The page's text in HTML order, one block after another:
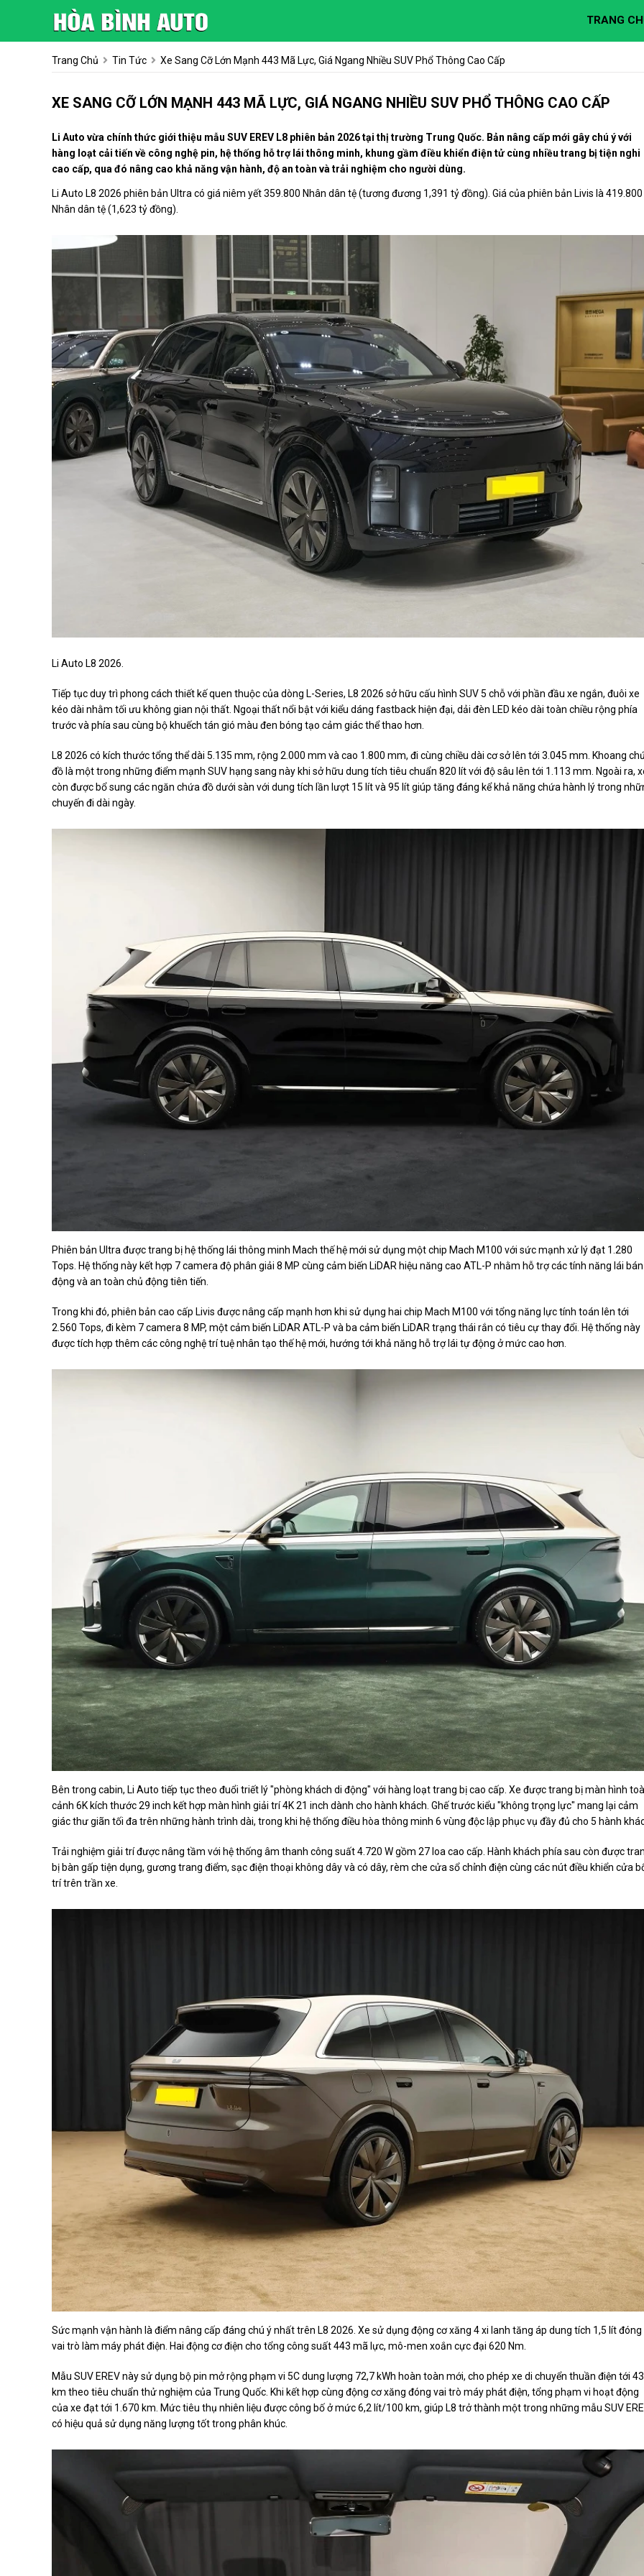
TRANG
Trang Chủ Tin Tức Xe Sang Cỡ Lớn Mạnh 443 Mã Lực, Giá Ngang Nhiều SUV Phổ Thông Cao Cấp
XE SANG CỠ LỚN MẠNH 443 MÃ LỰC, GIÁ NGANG NHIỀU SUV PHỔ THÔNG CAO CẤP
Li Auto vừa chính thức giới thiệu mẫu SUV EREV L8 phiên bản 2026 tại thị trường Trung Quốc. Bản nâng cấp mới gây chú ý với
hàng loạt cải tiến về công nghệ pin, hệ thống hỗ trợ lái thông minh, khung gầm điều khiển điện tử cùng nhiều trang bị tiện nghi
cao cấp, qua đó nâng cao khả năng vận hành, độ an toàn và trải nghiệm cho người dùng.
Li Auto L8 2026 phiên bản Ultra có giá niêm yết 359.800 Nhân dân tệ (tương đương 1,391 tỷ đồng). Giá của phiên bản Livis là 419.800
Nhân dân tệ (1,623 tỷ đồng).
Li Auto L8 2026.
Tiếp tục duy trì phong cách thiết kế quen thuộc của dòng L-Series, L8 2026 sở hữu cấu hình SUV 5 chỗ với phần đầu xe ngắn, đuôi xe
kéo dài nhằm tối ưu không gian nội thất. Ngoại thất nổi bật với kiểu dáng fastback hiện đại, dải đèn LED kéo dài toàn chiều rộng phía
trước và phía sau cùng bộ khuếch tán gió màu đen bóng tạo cảm giác thể thao hơn.
L8 2026 có kích thước tổng thể dài 5.135 mm, rộng 2.000 mm và cao 1.800 mm, đi cùng chiều dài cơ sở lên tới 3.045 mm. Khoang
đồ là một trong những điểm mạnh SUV hạng sang này khi sở hữu dung tích tiêu chuẩn 820 lít với độ sâu lên tới 1.113 mm. Ngoài ra,
còn được bổ sung các ngăn chứa đồ dưới sàn với dung tích lần lượt 15 lít và 95 lít giúp tăng đáng kể khả năng chứa hành lý trong
chuyến đi dài ngày.
Phiên bản Ultra được trang bị hệ thống lái thông minh Mach thế hệ mới sử dụng một chip Mach M100 với sức mạnh xử lý đạt 1.280
Tops. Hệ thống này kết hợp 7 camera độ phân giải 8 MP cùng cảm biến LiDAR hiệu năng cao ATL-P nhằm hỗ trợ các tính năng lái
động và an toàn chủ động tiên tiến.
Trong khi đó, phiên bản cao cấp Livis được nâng cấp mạnh hơn khi sử dụng hai chip Mach M100 với tổng năng lực tính toán lên tới
2.560 Tops, đi kèm 7 camera 8 MP, một cảm biến LiDAR ATL-P và ba cảm biến LiDAR trạng thái rắn có tiêu cự thay đổi. Hệ thống này
được tích hợp thêm các công nghệ trí tuệ nhân tạo thế hệ mới, hướng tới khả năng hỗ trợ lái tự động ở mức cao hơn.
Bên trong cabin, Li Auto tiếp tục theo đuổi triết lý "phòng khách di động" với hàng loạt trang bị cao cấp. Xe được trang bị màn hình
cảnh 6K kích thước 29 inch kết hợp màn hình giải trí 4K 21 inch dành cho hành khách. Ghế trước kiểu "không trọng lực" mang lại cảm
giác thư giãn tối đa trên những hành trình dài, trong khi hệ thống điều hòa thông minh 6 vùng độc lập phục vụ đầy đủ cho 5 hành
Trải nghiệm giải trí được nâng tầm với hệ thống âm thanh công suất 4.720 W gồm 27 loa cao cấp. Hành khách phía sau còn được
bị bàn gấp tiện dụng, gương trang điểm, sạc điện thoại không dây và có dây, rèm che cửa sổ chỉnh điện cùng các nút điều khiển cửa
trí trên trần xe.
Sức mạnh vận hành là điểm nâng cấp đáng chú ý nhất trên L8 2026. Xe sử dụng động cơ xăng 4 xi lanh tăng áp dung tích 1,5 lít đóng
vai trò làm máy phát điện. Hai động cơ điện cho tổng công suất 443 mã lực, mô-men xoắn cực đại 620 Nm.
Mẫu SUV EREV này sử dụng bộ pin mở rộng phạm vi 5C dung lượng 72,7 kWh hoàn toàn mới, cho phép xe di chuyển thuần điện tới
km theo tiêu chuẩn thử nghiệm của Trung Quốc. Khi kết hợp cùng động cơ xăng đóng vai trò máy phát điện, tổng phạm vi hoạt động
của xe đạt tới 1.670 km. Mức tiêu thụ nhiên liệu được công bố ở mức 6,2 lít/100 km, giúp L8 trở thành một trong những mẫu SUV
có hiệu quả sử dụng năng lượng tốt trong phân khúc.